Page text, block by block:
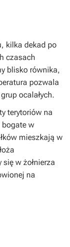
kilka dekad po
czasach
blisko równika,
pozwala
ocalałych.
terytoriów na
bogate w
mieszkają w
w żołnierza
na